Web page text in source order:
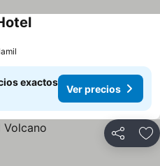
Ver precios
exactos
Ver precios
Compartir